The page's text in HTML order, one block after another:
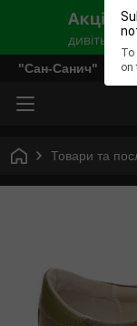
To
on
"Сан-Санич"
Товари та